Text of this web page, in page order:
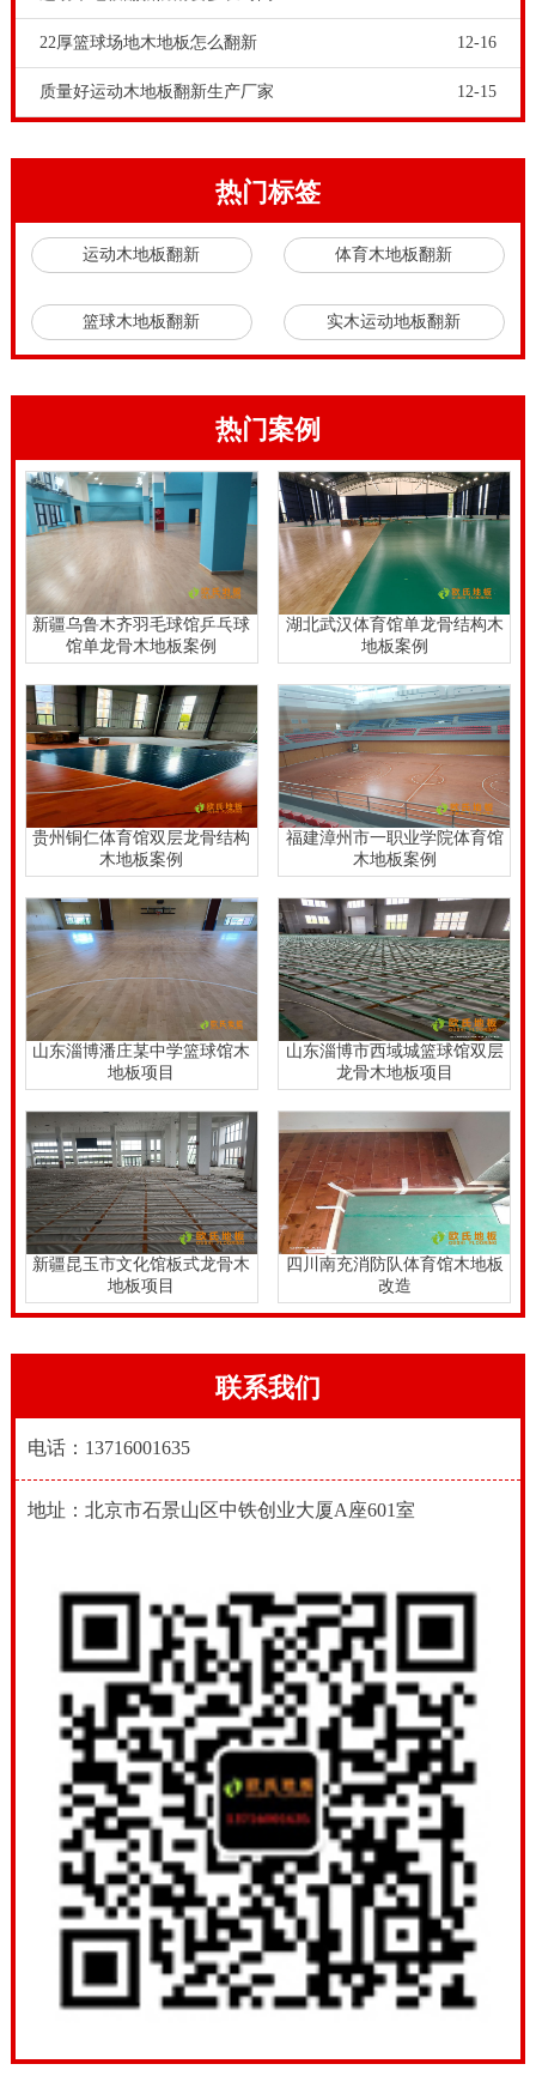
板经销商和体育馆工程施工公司眼花缭乱，不知如何选
购靠谱的体育运动木地板。运动木地板工程师建议，体
准，但是在选择运动木地板的时候，这个标准是相同
的。体育运动木地板以**质量标准为准绳，运动木地板
要有运动、保护和技术三大功能。运动木地板面板要求
是纯实木原材料，还要吸震、抗压等六项专业技术指
标。松木篮球场木地板如何维修。
铺装专业的体育木地板。当体育场馆工程商和甲方朋友
的品牌运动木地板厂家是不二之选。品牌运动木地板厂
家采购高品质的原木材料，高科技的生产工艺，专业的
施工团队，完善的售后服务，这些都是其它运动木地板
商家所没有的。
22厚篮球场地木地板怎么翻新 12-16
质量好运动木地板翻新生产厂家 12-15
热门标签
运动木地板翻新 体育木地板翻新
篮球木地板翻新 实木运动地板翻新
热门案例
新疆乌鲁木齐羽毛球馆乒乓球
馆单龙骨木地板案例
湖北武汉体育馆单龙骨结构木
地板案例
贵州铜仁体育馆双层龙骨结构
木地板案例
福建漳州市一职业学院体育馆
木地板案例
山东淄博潘庄某中学篮球馆木
地板项目
山东淄博市西域城篮球馆双层
龙骨木地板项目
新疆昆玉市文化馆板式龙骨木
地板项目
四川南充消防队体育馆木地板
改造
联系我们
电话：13716001635
地址：北京市石景山区中铁创业大厦A座601室